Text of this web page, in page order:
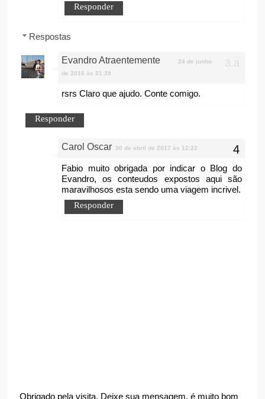
Responder
Respostas
Evandro Atraentemente
24 de junho
de 2016 às 21:39
rsrs Claro que ajudo. Conte comigo.
Responder
Carol Oscar 30 de abril de 2017 às 12:22
Fabio muito obrigada por indicar o Blog do
Evandro, os conteudos expostos aqui são
maravilhosos esta sendo uma viagem incrivel.
Responder
Obrigado pela visita. Deixe sua mensagem, é muito bom